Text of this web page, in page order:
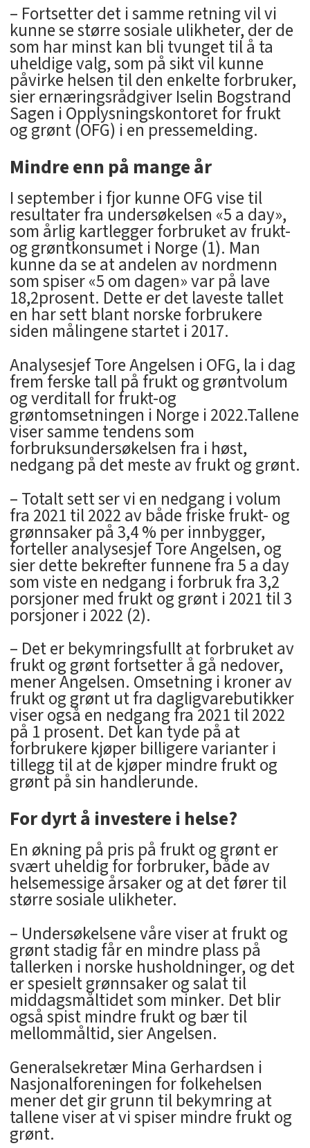
– Fortsetter det i samme retning vil vi
kunne se større sosiale ulikheter, der de
som har minst kan bli tvunget til å ta
uheldige valg, som på sikt vil kunne
påvirke helsen til den enkelte forbruker,
sier ernæringsrådgiver Iselin Bogstrand
Sagen i Opplysningskontoret for frukt
og grønt (OFG) i en pressemelding.
Mindre enn på mange år
I september i fjor kunne OFG vise til
resultater fra undersøkelsen «5 a day»,
som årlig kartlegger forbruket av frukt-
og grøntkonsumet i Norge (1). Man
kunne da se at andelen av nordmenn
som spiser «5 om dagen» var på lave
18,2prosent. Dette er det laveste tallet
en har sett blant norske forbrukere
siden målingene startet i 2017.
Analysesjef Tore Angelsen i OFG, la i dag
frem ferske tall på frukt og grøntvolum
og verditall for frukt-og
grøntomsetningen i Norge i 2022.Tallene
viser samme tendens som
forbruksundersøkelsen fra i høst,
nedgang på det meste av frukt og grønt.
– Totalt sett ser vi en nedgang i volum
fra 2021 til 2022 av både friske frukt- og
grønnsaker på 3,4 % per innbygger,
forteller analysesjef Tore Angelsen, og
sier dette bekrefter funnene fra 5 a day
som viste en nedgang i forbruk fra 3,2
porsjoner med frukt og grønt i 2021 til 3
porsjoner i 2022 (2).
– Det er bekymringsfullt at forbruket av
frukt og grønt fortsetter å gå nedover,
mener Angelsen. Omsetning i kroner av
frukt og grønt ut fra dagligvarebutikker
viser også en nedgang fra 2021 til 2022
på 1 prosent. Det kan tyde på at
forbrukere kjøper billigere varianter i
tillegg til at de kjøper mindre frukt og
grønt på sin handlerunde.
For dyrt å investere i helse?
En økning på pris på frukt og grønt er
svært uheldig for forbruker, både av
helsemessige årsaker og at det fører til
større sosiale ulikheter.
– Undersøkelsene våre viser at frukt og
grønt stadig får en mindre plass på
tallerken i norske husholdninger, og det
er spesielt grønnsaker og salat til
middagsmåltidet som minker. Det blir
også spist mindre frukt og bær til
mellommåltid, sier Angelsen.
Generalsekretær Mina Gerhardsen i
Nasjonalforeningen for folkehelsen
mener det gir grunn til bekymring at
tallene viser at vi spiser mindre frukt og
grønt.